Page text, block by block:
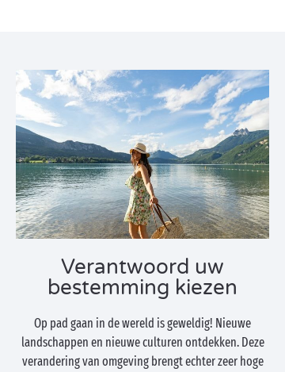
Verantwoord uw
bestemming kiezen
Op pad gaan in de wereld is geweldig! Nieuwe
landschappen en nieuwe culturen ontdekken. Deze
verandering van omgeving brengt echter zeer hoge